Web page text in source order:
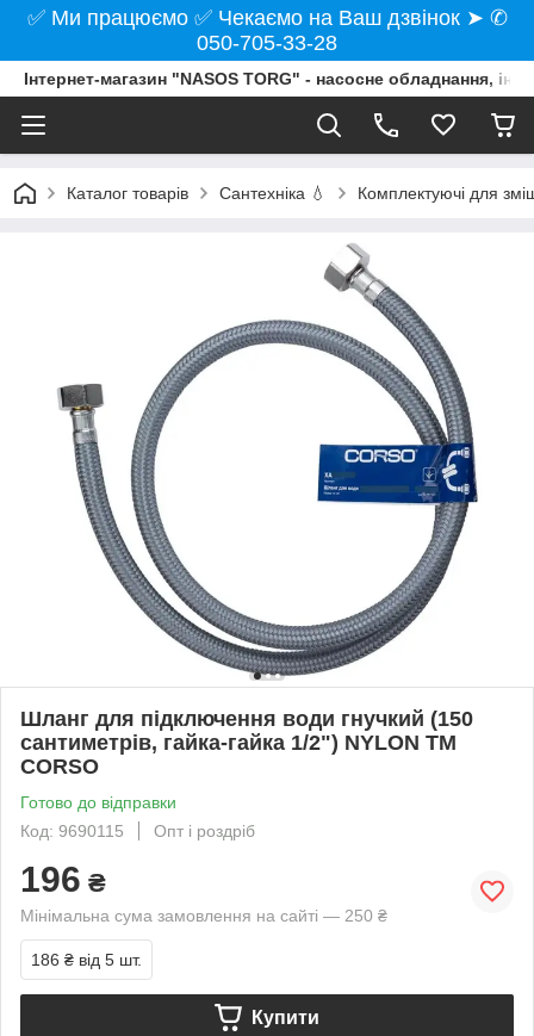
✅ Ми працюємо ✅ Чекаємо на Ваш дзвінок ➤ ✆
050-705-33-28
Інтернет-магазин "NASOS TORG" - насосне обладнання,
Каталог товарів Сантехніка 💧 Комплектуючі для
Шланг для підключення води гнучкий (150
сантиметрів, гайка-гайка 1/2") NYLON ТМ
CORSO
Готово до відправки
Код: 9690115
Опт і роздріб
196 ₴
Мінімальна сума замовлення на сайті — 250 ₴
186 ₴ від 5 шт.
Купити